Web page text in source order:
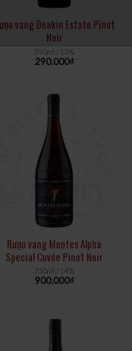
vang Deakin Estate Pinot
Noir
750ml / 13%
290.000₫
Rượu vang Montes Alpha
Special Cuvée Pinot Noir
750ml / 14%
900.000₫